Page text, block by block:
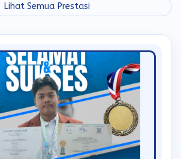
Lihat Semua Prestasi